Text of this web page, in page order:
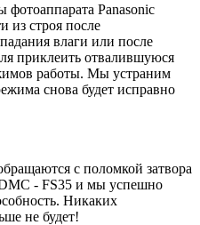
Panasonic
из строя после
влаги или после
приклеить отвалившуюся
работы. Мы устраним
снова будет исправно
с поломкой затвора
- FS35 и мы успешно
Никаких
не будет!